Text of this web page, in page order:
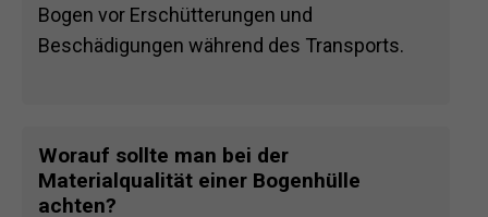
Bogen vor Erschütterungen und
Beschädigungen während des Transports.
Worauf sollte man bei der
Materialqualität einer Bogenhülle
achten?